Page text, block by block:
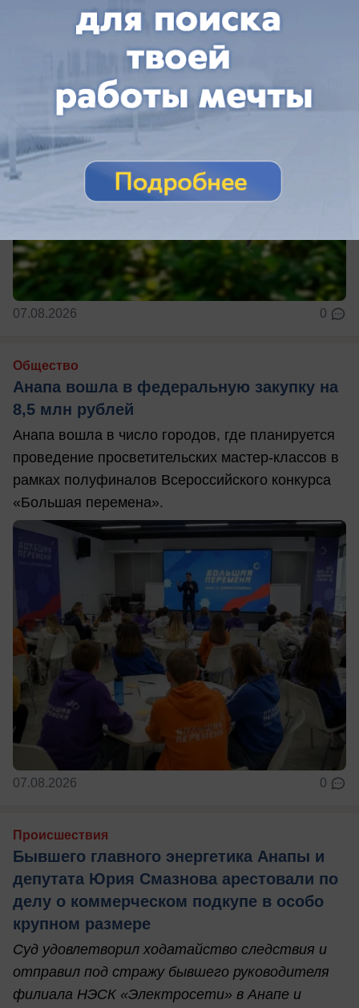
июня, зарегистрировано 67 случаев, из
которых 38 — у детей.
07.08.2026 0
Общество
Анапа вошла в федеральную закупку на
8,5 млн рублей
Анапа вошла в число городов, где планируется
проведение просветительских мастер-классов в
рамках полуфиналов Всероссийского конкурса
«Большая перемена».
07.08.2026 0
Происшествия
Бывшего главного энергетика Анапы и
депутата Юрия Смазнова арестовали по
делу о коммерческом подкупе в особо
крупном размере
Суд удовлетворил ходатайство следствия и
отправил под стражу бывшего руководителя
филиала НЭСК «Электросети» в Анапе и